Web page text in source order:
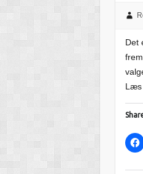
Det
Læs